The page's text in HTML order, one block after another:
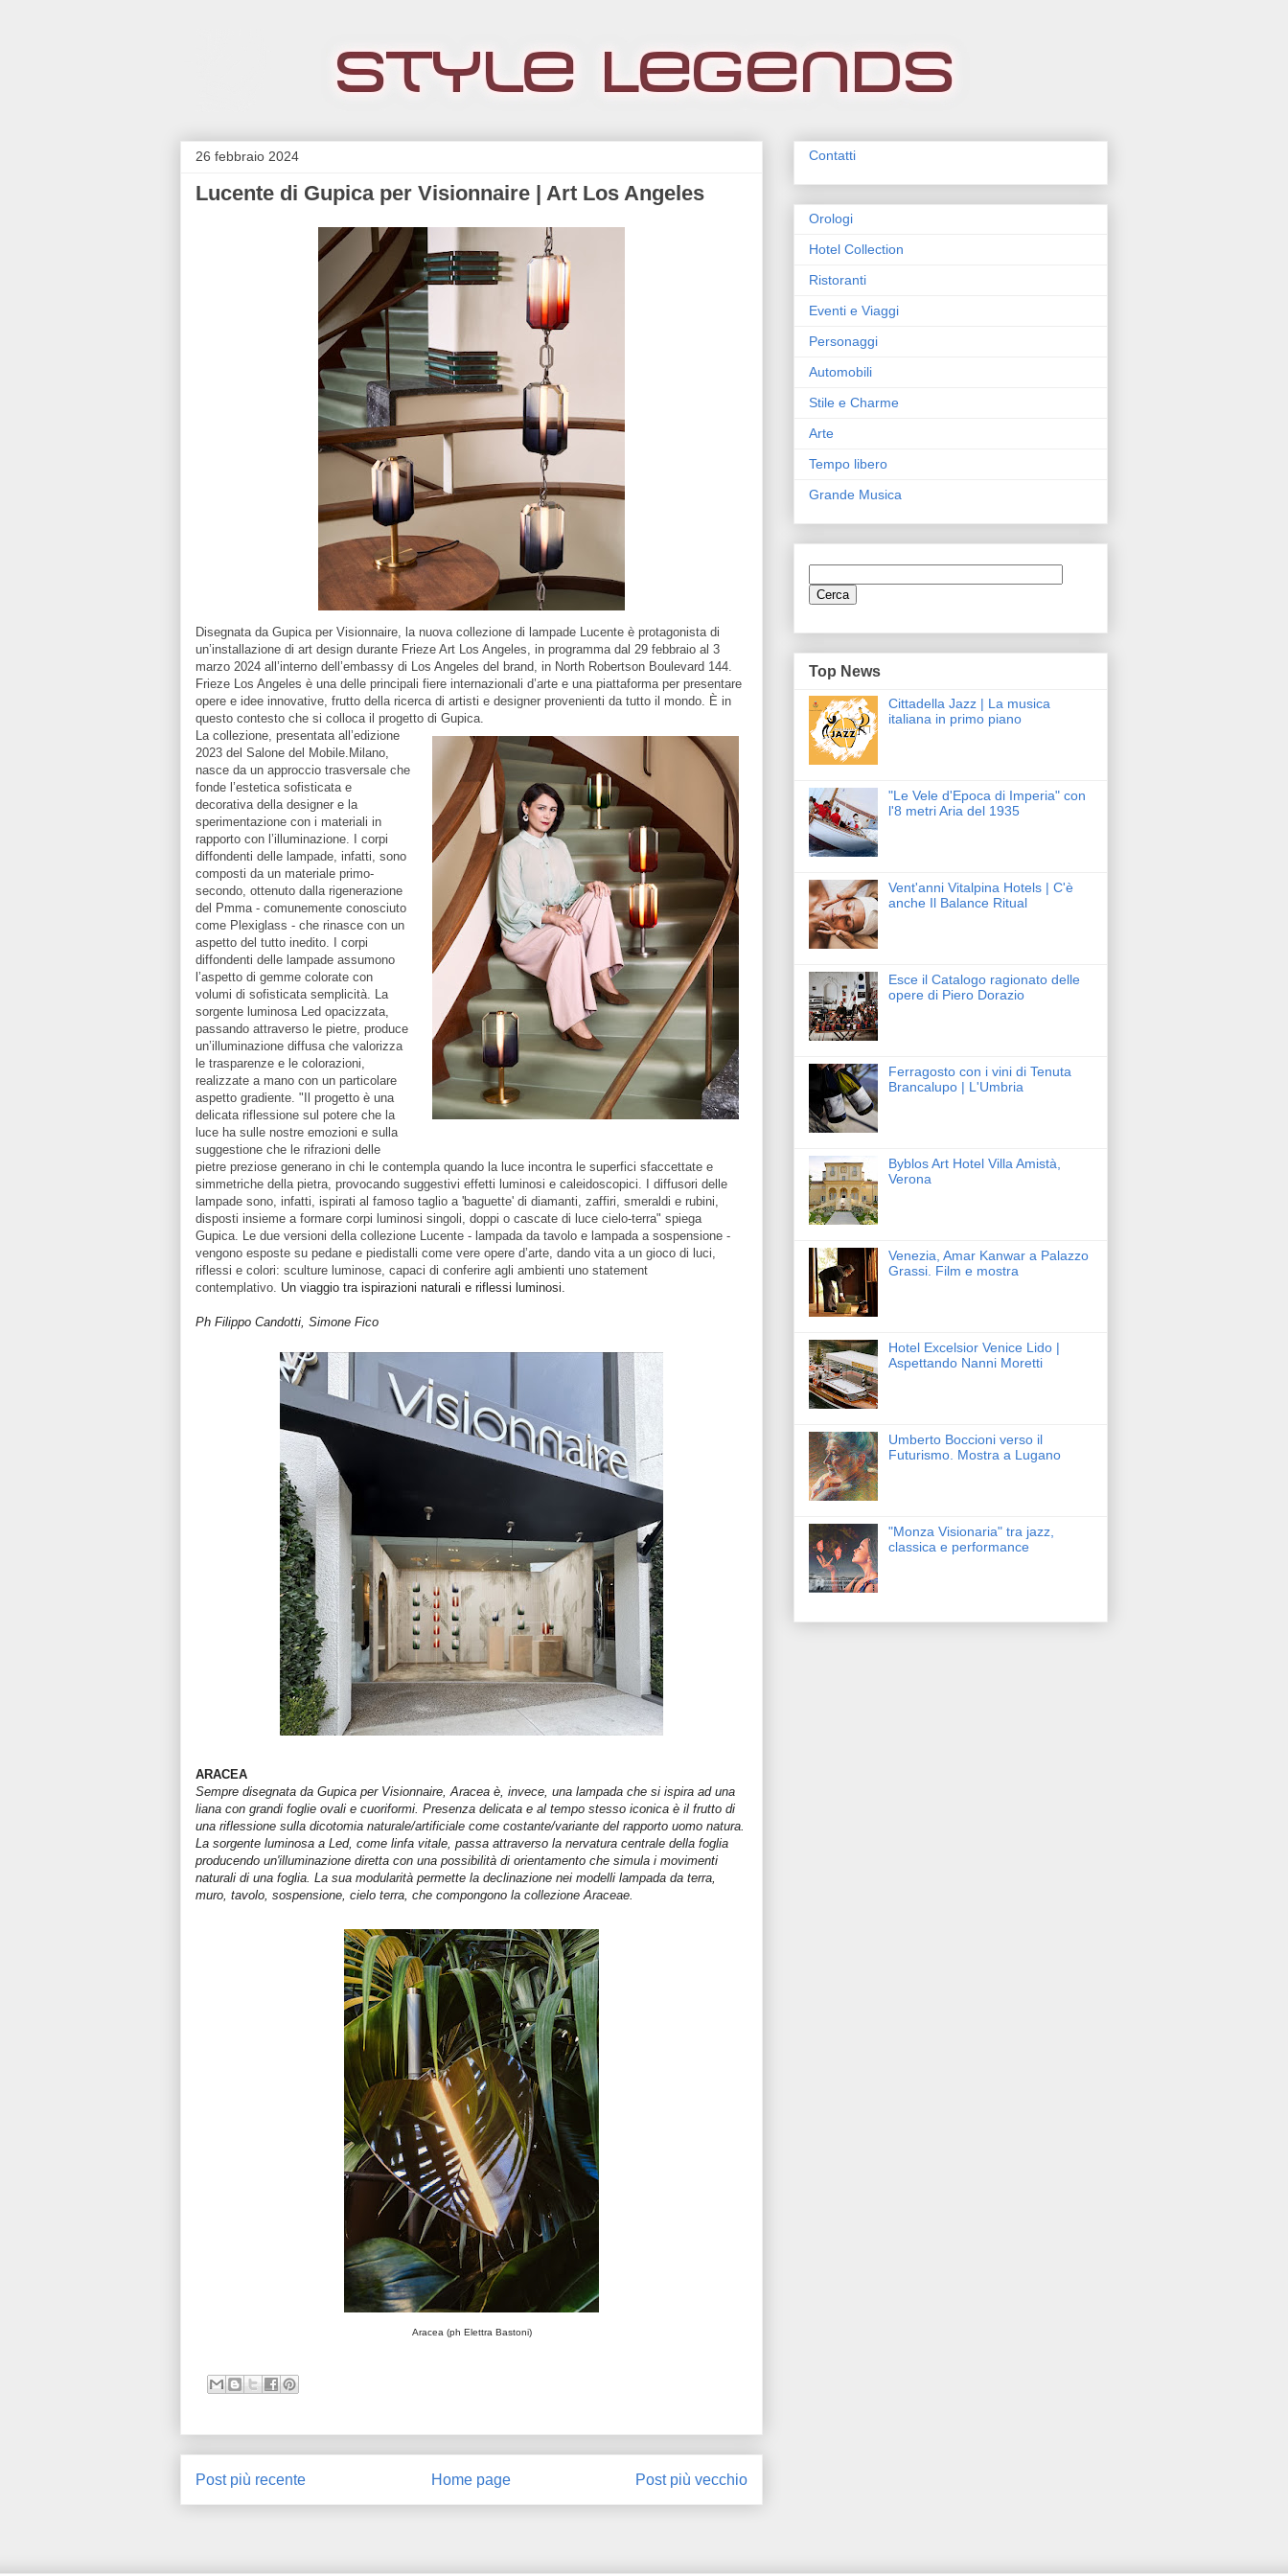
26 febbraio 2024
Lucente di Gupica per Visionnaire | Art Los Angeles
Disegnata da Gupica per Visionnaire, la nuova collezione di lampade Lucente è protagonista di
un’installazione di art design durante Frieze Art Los Angeles, in programma dal 29 febbraio al 3
marzo 2024 all’interno dell’embassy di Los Angeles del brand, in North Robertson Boulevard 144.
Frieze Los Angeles è una delle principali fiere internazionali d’arte e una piattaforma per presentare
opere e idee innovative, frutto della ricerca di artisti e designer provenienti da tutto il mondo. È in
questo contesto che si colloca il progetto di Gupica.
La collezione, presentata all’edizione
2023 del Salone del Mobile.Milano,
nasce da un approccio trasversale che
fonde l’estetica sofisticata e
decorativa della designer e la
sperimentazione con i materiali in
rapporto con l’illuminazione.
I corpi
diffondenti delle lampade, infatti, sono
composti da un materiale primo-
secondo, ottenuto dalla rigenerazione
del Pmma - comunemente conosciuto
come Plexiglass - che rinasce con un
aspetto del tutto inedito. I corpi
diffondenti delle lampade assumono
l’aspetto di gemme colorate con
volumi di sofisticata semplicità. La
sorgente luminosa Led opacizzata,
passando attraverso le pietre, produce
un’illuminazione diffusa che valorizza
le trasparenze e le colorazioni,
realizzate a mano con un particolare
aspetto gradiente. "Il progetto è una
delicata riflessione sul potere che la
luce ha sulle nostre emozioni e sulla
suggestione che le rifrazioni delle
pietre preziose generano in chi le contempla quando la luce incontra le superfici sfaccettate e
simmetriche della pietra, provocando suggestivi effetti luminosi e caleidoscopici. I diffusori delle
lampade sono, infatti, ispirati al famoso taglio a 'baguette' di diamanti, zaffiri, smeraldi e rubini,
disposti insieme a formare corpi luminosi singoli, doppi o cascate di luce cielo-terra" spiega
Gupica. Le due versioni della collezione Lucente - lampada da tavolo e lampada a sospensione -
vengono esposte su pedane e piedistalli come vere opere d’arte, dando vita a un gioco di luci,
riflessi e colori: sculture luminose, capaci di conferire agli ambienti uno statement
contemplativo. Un viaggio tra ispirazioni naturali e riflessi luminosi.
Ph Filippo Candotti, Simone Fico
ARACEA
Sempre disegnata da Gupica per Visionnaire, Aracea è, invece, una lampada che si ispira ad una
liana con grandi foglie ovali e cuoriformi. Presenza delicata e al tempo stesso iconica è il frutto di
una riflessione sulla dicotomia naturale/artificiale come costante/variante del rapporto uomo natura.
La sorgente luminosa a Led, come linfa vitale, passa attraverso la nervatura centrale della foglia
producendo un'illuminazione diretta con una possibilità di orientamento che simula i movimenti
naturali di una foglia. La sua modularità permette la declinazione nei modelli lampada da terra,
muro, tavolo, sospensione, cielo terra, che compongono la collezione Araceae.
Aracea (ph Elettra Bastoni)
Post più recente Post più vecchio
Home page
Contatti
Orologi
Hotel Collection
Ristoranti
Eventi e Viaggi
Personaggi
Automobili
Stile e Charme
Arte
Tempo libero
Grande Musica
Top News
Cittadella Jazz | La musica
italiana in primo piano
"Le Vele d'Epoca di Imperia" con
l'8 metri Aria del 1935
Vent'anni Vitalpina Hotels | C'è
anche Il Balance Ritual
Esce il Catalogo ragionato delle
opere di Piero Dorazio
Ferragosto con i vini di Tenuta
Brancalupo | L'Umbria
Byblos Art Hotel Villa Amistà,
Verona
Venezia, Amar Kanwar a Palazzo
Grassi. Film e mostra
Hotel Excelsior Venice Lido |
Aspettando Nanni Moretti
Umberto Boccioni verso il
Futurismo. Mostra a Lugano
"Monza Visionaria" tra jazz,
classica e performance